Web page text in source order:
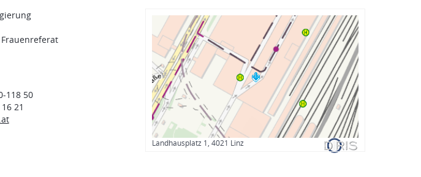
118 50
21
Landhausplatz 1, 4021 Linz